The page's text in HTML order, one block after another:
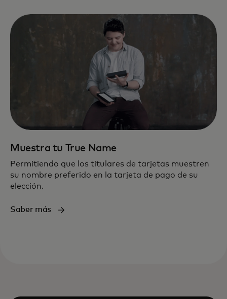
Muestra tu True Name
Permitiendo que los titulares de tarjetas muestren
su nombre preferido en la tarjeta de pago de su
elección.
Saber más